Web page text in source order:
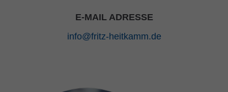
E-MAIL ADRESSE
info@fritz-heitkamm.de